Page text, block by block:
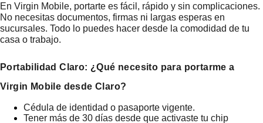
En Virgin Mobile, portarte es fácil, rápido y sin complicaciones.
No necesitas documentos, firmas ni largas esperas en
sucursales. Todo lo puedes hacer desde la comodidad de tu
casa o trabajo.
Portabilidad Claro: ¿Qué necesito para portarme a
Virgin Mobile desde Claro?
Cédula de identidad o pasaporte vigente.
Tener más de 30 días desde que activaste tu chip